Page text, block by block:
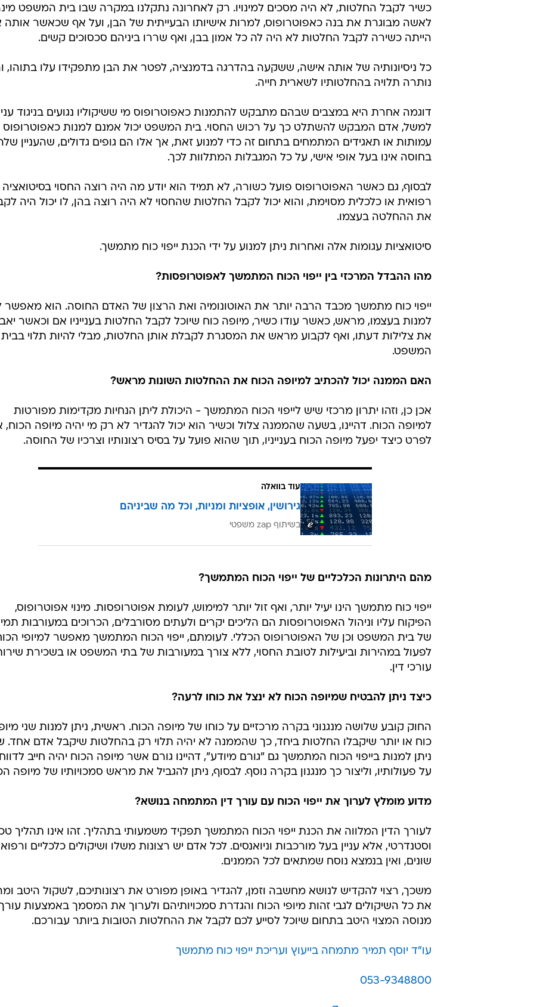
כשיר לקבל החלטות, לא היה מסכים למינויו. רק לאחרונה נתקלנו במקרה שבו בית המשפט
לאשה מבוגרת את בנה כאפוטרופוס, למרות אישיותו הבעייתית של הבן, ועל אף שכאשר
הייתה כשירה לקבל החלטות לא היה לה כל אמון בבן, ואף שררו ביניהם סכסוכים קשים.
כל ניסיונותיה של אותה אישה, ששקעה בהדרגה בדמנציה, לפטר את הבן מתפקידו עלו בתוהו,
נותרה תלויה בהחלטותיו לשארית חייה.
דוגמה אחרת היא במצבים שבהם מתבקש להתמנות כאפוטרופוס מי ששיקוליו נגועים בניגוד
למשל, אדם המבקש להשתלט כך על רכוש החסוי. בית המשפט יכול אמנם למנות כאפוטרופוס
עמותות או תאגידים המתמחים בתחום זה כדי למנוע זאת, אך אלו הם גופים גדולים, שהעניין
בחוסה אינו בעל אופי אישי, על כל המגבלות המתלוות לכך.
לבסוף, גם כאשר האפוטרופוס פועל כשורה, לא תמיד הוא יודע מה היה רוצה החסוי בסיטואציה
רפואית או כלכלית מסוימת, והוא יכול לקבל החלטות שהחסוי לא היה רוצה בהן, לו יכול היה
את ההחלטה בעצמו.
סיטואציות עגומות אלה ואחרות ניתן למנוע על ידי הכנת ייפוי כוח מתמשך.
מהו ההבדל המרכזי בין ייפוי הכוח המתמשך לאפוטרופסות?
ייפוי כוח מתמשך מכבד הרבה יותר את האוטונומיה ואת הרצון של האדם החוסה. הוא מאפשר
למנות בעצמו, מראש, כאשר עודו כשיר, מיופה כוח שיוכל לקבל החלטות בענייניו אם וכאשר
את צלילות דעתו, ואף לקבוע מראש את המסגרת לקבלת אותן החלטות, מבלי להיות תלוי בבית
המשפט.
האם הממנה יכול להכתיב למיופה הכוח את ההחלטות השונות מראש?
אכן כן, וזהו יתרון מרכזי שיש לייפוי הכוח המתמשך - היכולת ליתן הנחיות מקדימות מפורטות
למיופה הכוח. דהיינו, בשעה שהממנה צלול וכשיר הוא יכול להגדיר לא רק מי יהיה מיופה הכוח,
לפרט כיצד יפעל מיופה הכוח בענייניו, תוך שהוא פועל על בסיס רצונותיו וצרכיו של החוסה.
עוד בוואלה
גירושין, אופציות ומניות, וכל מה שביניהם
בשיתוף zap משפטי
מהם היתרונות הכלכליים של ייפוי הכוח המתמשך?
ייפוי כוח מתמשך הינו יעיל יותר, ואף זול יותר למימוש, לעומת אפוטרופסות. מינוי אפוטרופוס,
הפיקוח עליו וניהול האפוטרופסות הם הליכים יקרים ולעתים מסורבלים, הכרוכים במעורבות
של בית המשפט וכן של האפוטרופוס הכללי. לעומתם, ייפוי הכוח המתמשך מאפשר למיופי
לפעול במהירות וביעילות לטובת החסוי, ללא צורך במעורבות של בתי המשפט או בשכירת
עורכי דין.
כיצד ניתן להבטיח שמיופה הכוח לא ינצל את כוחו לרעה?
החוק קובע שלושה מנגנוני בקרה מרכזיים על כוחו של מיופה הכוח. ראשית, ניתן למנות שני
כוח או יותר שיקבלו החלטות ביחד, כך שהממנה לא יהיה תלוי רק בהחלטות שיקבל אדם אחד.
ניתן למנות בייפוי הכוח המתמשך גם "גורם מיודע", דהיינו גורם אשר מיופה הכוח יהיה חייב
על פעולותיו, וליצור כך מנגנון בקרה נוסף. לבסוף, ניתן להגביל את מראש סמכויותיו של מיופה
מדוע מומלץ לערוך את ייפוי הכוח עם עורך דין המתמחה בנושא?
לעורך הדין המלווה את הכנת ייפוי הכוח המתמשך תפקיד משמעותי בתהליך. זהו אינו תהליך
וסטנדרטי, אלא עניין בעל מורכבות וניואנסים. לכל אדם יש רצונות משלו ושיקולים כלכליים
שונים, ואין בנמצא נוסח שמתאים לכל הממנים.
משכך, רצוי להקדיש לנושא מחשבה וזמן, להגדיר באופן מפורט את רצונותיכם, לשקול היטב
את כל השיקולים לגבי זהות מיופי הכוח והגדרת סמכויותיהם ולערוך את המסמך באמצעות עורך
מנוסה המצוי היטב בתחום שיוכל לסייע לכם לקבל את ההחלטות הטובות ביותר עבורכם.
עו"ד יוסף תמיר מתמחה בייעוץ ועריכת ייפוי כוח מתמשך
053-9348800